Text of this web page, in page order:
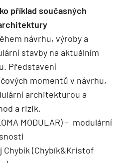
příklad současných
návrhu, výroby a
stavby na aktuálním
Představení
momentů v návrhu,
architekturou a
a rizik.
MODULAR) – modulární
Chybík (Chybík&Kristof